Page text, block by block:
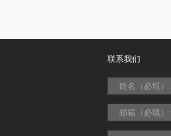
联系我们
姓名（必填）:
邮箱（必填）: